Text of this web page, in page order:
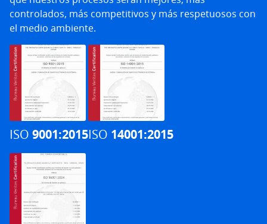
controlados, más competitivos y más respetuosos con
el medio ambiente.
ISO 9001:2015ISO 14001:2015